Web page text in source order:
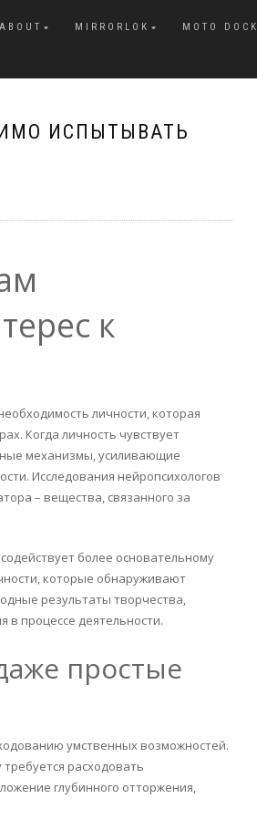
ABOUT MIRRORLOK MOTO DOCK
ИСПЫТЫВАТЬ
к
личности, которая
Когда личность чувствует
механизмы, усиливающие
Исследования нейропсихологов
– вещества, связанного за
более основательному
которые обнаруживают
результаты творчества,
процессе деятельности.
простые
умственных возможностей.
расходовать
глубинного отторжения,